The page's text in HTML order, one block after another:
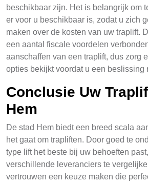
beschikbaar zijn. Het is belangrijk om
er voor u beschikbaar is, zodat u zich
maken over de kosten van uw traplift.
een aantal fiscale voordelen
aanschaffen van een traplift, dus zorg
opties bekijkt voordat u een beslissing
Conclusie Uw
Hem
De stad Hem biedt een breed scala
het gaat om trapliften. Door goed te
type lift het beste bij uw behoeften
verschillende leveranciers te
vertrouwen een keuze maken die